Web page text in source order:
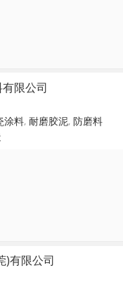
限公司
涂料,耐磨胶泥,防磨料
)有限公司